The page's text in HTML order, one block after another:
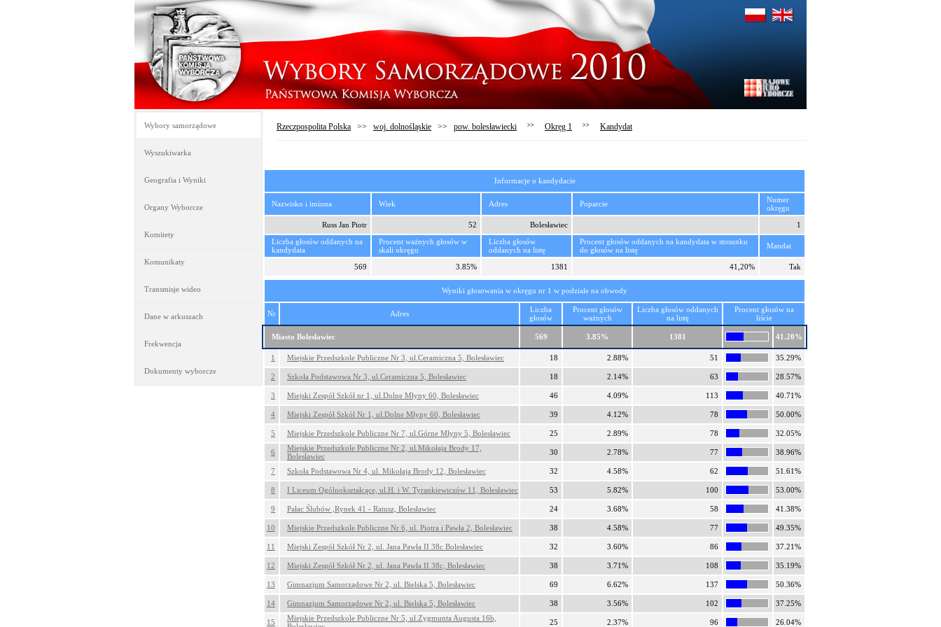
Wybory samorządowe
Wyszukiwarka
Geografia i Wyniki
Organy Wyborcze
Komitety
Komunikaty
Transmisje wideo
Dane w arkuszach
Frekwencja
Dokumenty wyborcze
Rzeczpospolita Polska >> woj. dolnośląskie >> pow. bolesławiecki >> Okręg 1 >> Kandydat
Informacje o kandydacie
Nazwisko i imiona Wiek Adres Poparcie
Numer
okręgu
Russ Jan Piotr
52 Bolesławiec
1
Liczba głosów oddanych na
kandydata
Procent ważnych głosów w
skali okręgu
Liczba głosów
oddanych na listę
Procent głosów oddanych na kandydata w stosunku
do głosów na listę
Mandat
569 3.85% 1381 41,20% Tak
Wyniki głosowania w okręgu nr 1 w podziale na obwody
Nr Adres
Liczba
głosów
Procent głosów
ważnych
Liczba głosów oddanych
na listę
Procent głosów na
liście
Miasto Bolesławiec 569 3.85% 1381 41.20%
1 Miejskie Przedszkole Publiczne Nr 3, ul.Ceramiczna 5, Bolesławiec 18 2.88% 51 35.29%
2 Szkoła Podstawowa Nr 3, ul.Ceramiczna 5, Bolesławiec 18 2.14% 63 28.57%
3 Miejski Zespół Szkół nr 1, ul.Dolne Młyny 60, Bolesławiec 46 4.09% 113 40.71%
4 Miejski Zespół Szkół Nr 1, ul.Dolne Młyny 60, Bolesławiec 39 4.12% 78 50.00%
5 Miejskie Przedszkole Publiczne Nr 7, ul.Górne Młyny 5, Bolesławiec 25 2.89% 78 32.05%
6
Miejskie Przedszkole Publiczne Nr 2, ul.Mikołaja Brody 17,
Bolesławiec
30 2.78% 77 38.96%
7 Szkoła Podstawowa Nr 4, ul. Mikołaja Brody 12, Bolesławiec 32 4.58% 62 51.61%
8 I Liceum Ogólnokształcące, ul.H. i W. Tyrankiewiczów 11, Bolesławiec 53 5.82% 100 53.00%
9 Pałac Ślubów ,Rynek 41 - Ratusz, Bolesławiec 24 3.68% 58 41.38%
10 Miejskie Przedszkole Publiczne Nr 6, ul. Piotra i Pawła 2, Bolesławiec 38 4.58% 77 49.35%
11 Miejski Zespół Szkół Nr 2, ul. Jana Pawła II 38c Bolesławiec 32 3.60% 86 37.21%
12 Miejski Zespół Szkół Nr 2, ul. Jana Pawła II 38c, Bolesławiec 38 3.71% 108 35.19%
13 Gimnazjum Samorządowe Nr 2, ul. Bielska 5, Bolesławiec 69 6.62% 137 50.36%
14 Gimnazjum Samorządowe Nr 2, ul. Bielska 5, Bolesławiec 38 3.56% 102 37.25%
15
Miejskie Przedszkole Publiczne Nr 5, ul.Zygmunta Augusta 16b,
25 2.37% 96 26.04%